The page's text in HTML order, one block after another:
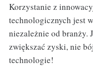
Korzystanie z
technologicznych jest
niezależnie od branży.
zwiększać zyski, nie
technologie!